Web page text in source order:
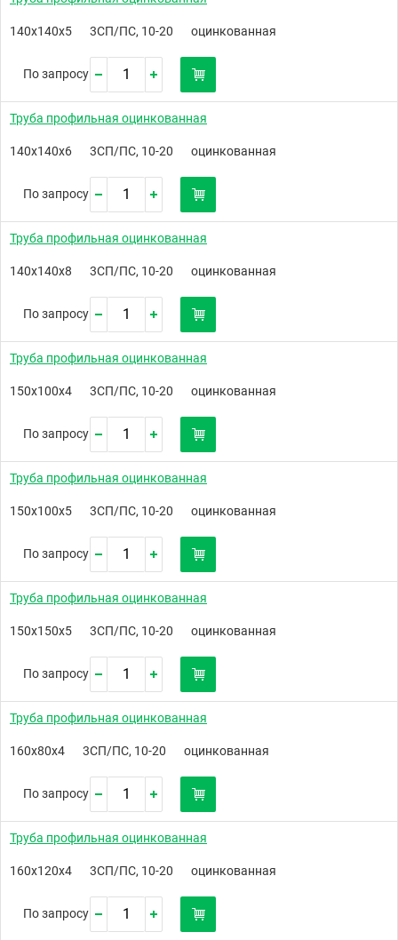
140х140х5 3СП/ПС, 10-20 оцинкованная
По запросу
Труба профильная оцинкованная
140х140х6 3СП/ПС, 10-20 оцинкованная
По запросу
Труба профильная оцинкованная
140х140х8 3СП/ПС, 10-20 оцинкованная
По запросу
Труба профильная оцинкованная
150х100х4 3СП/ПС, 10-20 оцинкованная
По запросу
Труба профильная оцинкованная
150х100х5 3СП/ПС, 10-20 оцинкованная
По запросу
Труба профильная оцинкованная
150х150х5 3СП/ПС, 10-20 оцинкованная
По запросу
Труба профильная оцинкованная
160х80х4 3СП/ПС, 10-20 оцинкованная
По запросу
Труба профильная оцинкованная
160х120х4 3СП/ПС, 10-20 оцинкованная
По запросу